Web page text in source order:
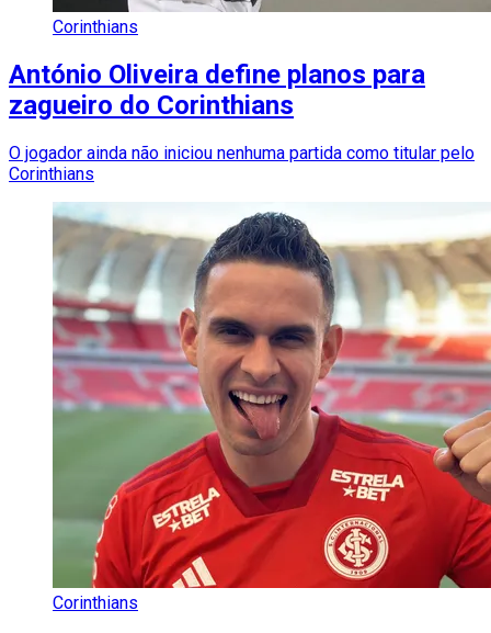
Corinthians
António Oliveira define planos para
zagueiro do Corinthians
O jogador ainda não iniciou nenhuma partida como titular pelo
Corinthians
Corinthians